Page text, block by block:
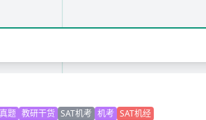
题 教研干货 SAT机考 机考 SAT机经